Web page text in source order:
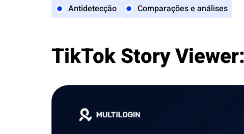
Antidetecção
Comparações e análises
TikTok Story